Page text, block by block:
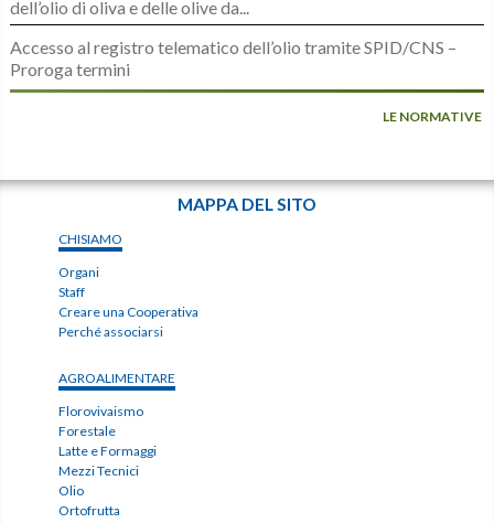
dell’olio di oliva e delle olive da...
Accesso al registro telematico dell’olio tramite SPID/CNS –
Proroga termini
LE NORMATIVE
MAPPA DEL SITO
CHISIAMO
Organi
Staff
Creare una Cooperativa
Perché associarsi
AGROALIMENTARE
Florovivaismo
Forestale
Latte e Formaggi
Mezzi Tecnici
Olio
Ortofrutta